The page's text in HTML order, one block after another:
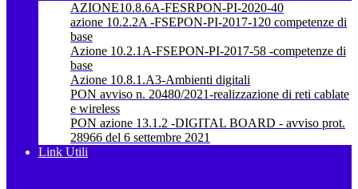
AZIONE10.8.6A-FESRPON-PI-2020-40
azione 10.2.2A -FSEPON-PI-2017-120 competenze di
base
Azione 10.2.1A-FSEPON-PI-2017-58 -competenze di
base
Azione 10.8.1.A3-Ambienti digitali
PON avviso n. 20480/2021-realizzazione di reti cablate
e wireless
PON azione 13.1.2 -DIGITAL BOARD - avviso prot.
28966 del 6 settembre 2021
Link Utili